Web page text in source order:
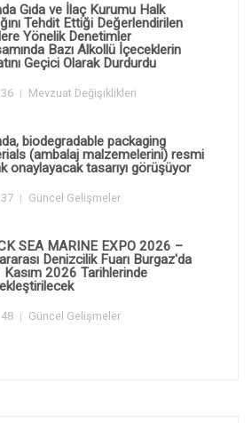
Gıda ve İlaç Kurumu Halk
Tehdit Ettiği Değerlendirilen
Yönelik Denetimler
Bazı Alkollü İçeceklerin
Geçici Olarak Durdurdu
36 Mevzuat Değişiklikleri
biodegradable packaging
(ambalaj malzemelerini) resmi
onaylayacak tasarıyı görüşüyor
37 Güncel Gelişmeler
SEA MARINE EXPO 2026 –
Denizcilik Fuarı Burgaz'da
2026 Tarihlerinde
48 Güncel Gelişmeler